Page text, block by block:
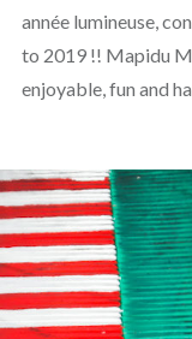
année lumineuse,
to 2019 !! Mapidu
enjoyable, fun and